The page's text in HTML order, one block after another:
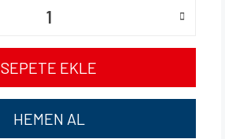
SEPETE EKLE
HEMEN AL